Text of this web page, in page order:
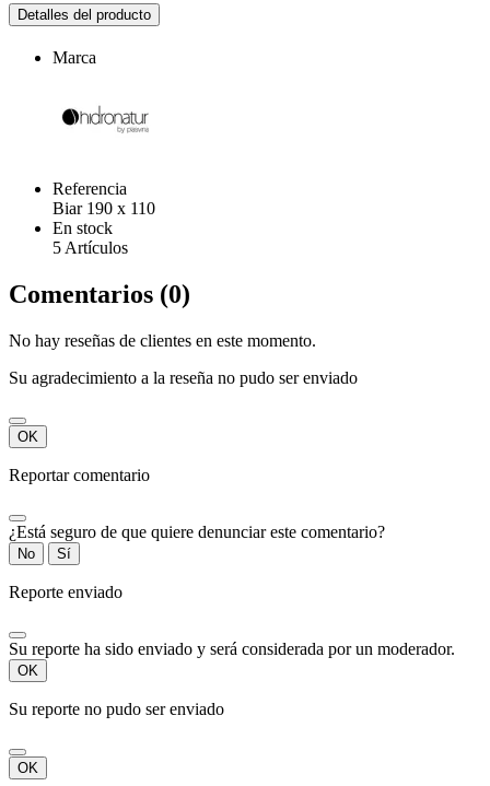
Detalles del producto
Marca
Referencia
Biar 190 x 110
En stock
5 Artículos
Comentarios (0)
No hay reseñas de clientes en este momento.
Su agradecimiento a la reseña no pudo ser enviado
OK
Reportar comentario
¿Está seguro de que quiere denunciar este comentario?
No Sí
Reporte enviado
Su reporte ha sido enviado y será considerada por un moderador.
OK
Su reporte no pudo ser enviado
OK